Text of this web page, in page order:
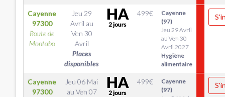
Cayenne
97300
Route de
Montabo
Jeu 29
Avril au
Ven 30
Avril
Places
disponibles
499€
Cayenne
(97)
Jeu 29 Avril
au Ven 30
Avril 2027
Hygiène
alimentaire
Cayenne
97300
Jeu 06 Mai
au Ven 07
499€
Cayenne
(97)